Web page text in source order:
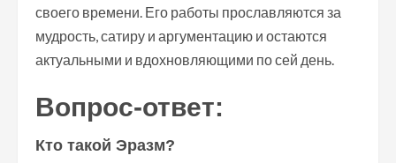
своего времени. Его работы прославляются за
мудрость, сатиру и аргументацию и остаются
актуальными и вдохновляющими по сей день.
Вопрос-ответ:
Кто такой Эразм?